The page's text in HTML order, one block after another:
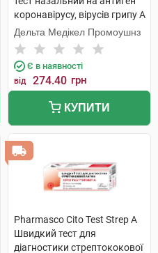
коронавірусу, вірусів грипу А
та В 1 шт
Дельта Медікел Промоушнз
Є в наявності
від 274.40 грн
КУПИТИ
Pharmasco Cito Test Strep A
Швидкий тест для
діагностики стрептококової